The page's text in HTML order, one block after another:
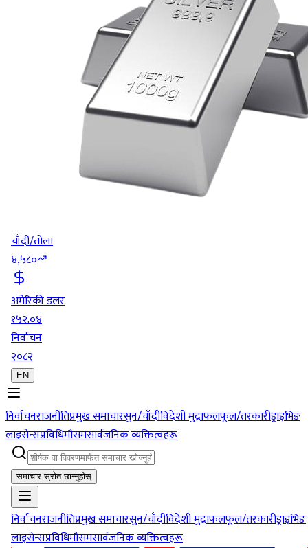
चाँदी/तोला
४,५८०
अमेरिकी डलर
१५२.०४
निर्वाचन
२०८२
EN
निर्वाचनराजनीतिप्रमुख समाचारसुन/चाँदीविदेशी मुद्राफलफूल/तरकारीड्राइभिङ
लाइसेन्सप्रविधिमौसमसार्वजनिक व्यक्तित्वहरू
समाचार स्रोत छान्नुहोस्
निर्वाचनराजनीतिप्रमुख समाचारसुन/चाँदीविदेशी मुद्राफलफूल/तरकारीड्राइभिङ
लाइसेन्सप्रविधिमौसमसार्वजनिक व्यक्तित्वहरू